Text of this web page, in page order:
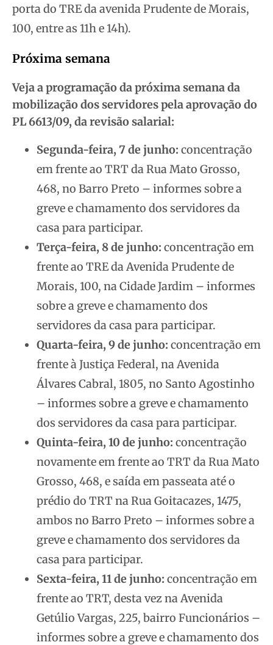
porta do TRE da avenida Prudente de Morais,
100, entre as 11h e 14h).
Próxima semana
Veja a programação da próxima semana da
mobilização dos servidores pela aprovação do
PL 6613/09, da revisão salarial:
Segunda-feira, 7 de junho: concentração
em frente ao TRT da Rua Mato Grosso,
468, no Barro Preto – informes sobre a
greve e chamamento dos servidores da
casa para participar.
Terça-feira, 8 de junho: concentração em
frente ao TRE da Avenida Prudente de
Morais, 100, na Cidade Jardim – informes
sobre a greve e chamamento dos
servidores da casa para participar.
Quarta-feira, 9 de junho: concentração em
frente à Justiça Federal, na Avenida
Álvares Cabral, 1805, no Santo Agostinho
– informes sobre a greve e chamamento
dos servidores da casa para participar.
Quinta-feira, 10 de junho: concentração
novamente em frente ao TRT da Rua Mato
Grosso, 468, e saída em passeata até o
prédio do TRT na Rua Goitacazes, 1475,
ambos no Barro Preto – informes sobre a
greve e chamamento dos servidores da
casa para participar.
Sexta-feira, 11 de junho: concentração em
frente ao TRT, desta vez na Avenida
Getúlio Vargas, 225, bairro Funcionários –
informes sobre a greve e chamamento dos